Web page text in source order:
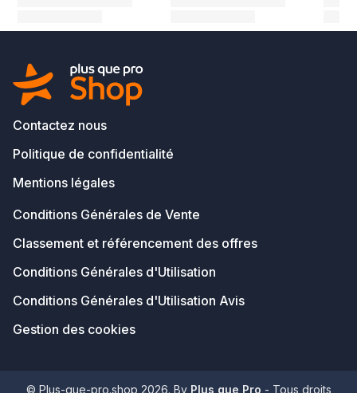
Contactez nous
Politique de confidentialité
Mentions légales
Conditions Générales de Vente
Classement et référencement des offres
Conditions Générales d'Utilisation
Conditions Générales d'Utilisation Avis
Gestion des cookies
© Plus-que-pro.shop 2026. By Plus que Pro - Tous droits